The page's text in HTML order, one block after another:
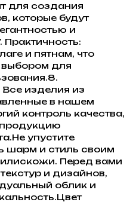
для создания
которые будут
и
и пятнам, что
выбором для
Все изделия из
в нашем
контроль качества,
продукцию
упустите
шарм и стиль своим
Перед вами
и дизайнов,
облик и